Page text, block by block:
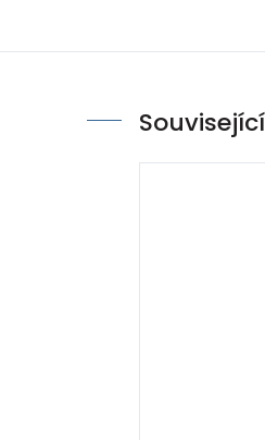
Související